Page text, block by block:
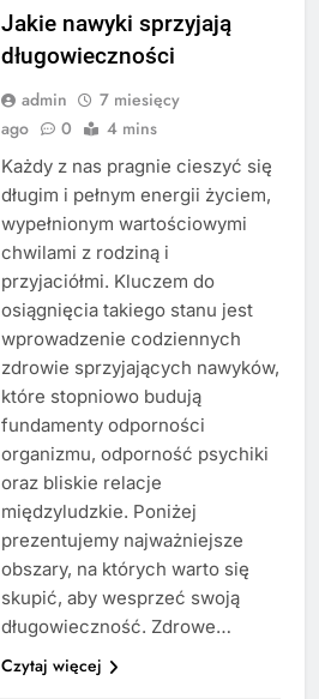
Jakie nawyki sprzyjają
długowieczności
admin
7 miesięcy
ago
0 4 mins
Każdy z nas pragnie cieszyć się
długim i pełnym energii życiem,
wypełnionym wartościowymi
chwilami z rodziną i
przyjaciółmi. Kluczem do
osiągnięcia takiego stanu jest
wprowadzenie codziennych
zdrowie sprzyjających nawyków,
które stopniowo budują
fundamenty odporności
organizmu, odporność psychiki
oraz bliskie relacje
międzyludzkie. Poniżej
prezentujemy najważniejsze
obszary, na których warto się
skupić, aby wesprzeć swoją
długowieczność. Zdrowe…
Czytaj więcej